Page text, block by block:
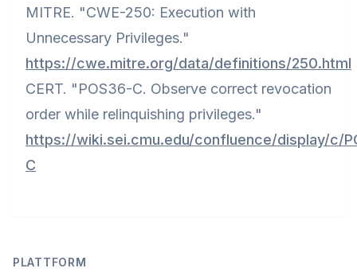
MITRE. "CWE-250: Execution with
Unnecessary Privileges."
https://cwe.mitre.org/data/definitions/250.html
CERT. "POS36-C. Observe correct revocation
order while relinquishing privileges."
https://wiki.sei.cmu.edu/confluence/display/c/
C
PLATTFORM